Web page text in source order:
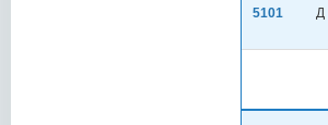
5101 Д